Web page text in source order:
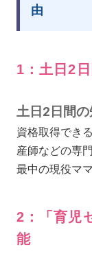
由
1：土日2
土日2日間
資格取得でき
産師などの専
最中の現役マ
2：「育児
能